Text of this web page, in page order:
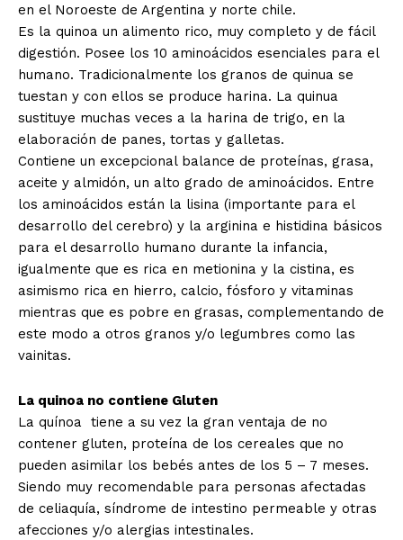
en el Noroeste de Argentina y norte chile.
Es la quinoa un alimento rico, muy completo y de fácil
digestión. Posee los 10 aminoácidos esenciales para el
humano. Tradicionalmente los granos de quinua se
tuestan y con ellos se produce harina. La quinua
sustituye muchas veces a la harina de trigo, en la
elaboración de panes, tortas y galletas.
Contiene un excepcional balance de proteínas, grasa,
aceite y almidón, un alto grado de aminoácidos. Entre
los aminoácidos están la lisina (importante para el
desarrollo del cerebro) y la arginina e histidina básicos
para el desarrollo humano durante la infancia,
igualmente que es rica en metionina y la cistina, es
asimismo rica en hierro, calcio, fósforo y vitaminas
mientras que es pobre en grasas, complementando de
este modo a otros granos y/o legumbres como las
vainitas.
La quinoa no contiene Gluten
La quínoa
tiene a su vez la gran ventaja de no
contener gluten, proteína de los cereales que no
pueden asimilar los bebés antes de los 5 – 7 meses.
Siendo muy recomendable para personas afectadas
de celiaquía, síndrome de intestino permeable y otras
afecciones y/o alergias intestinales.